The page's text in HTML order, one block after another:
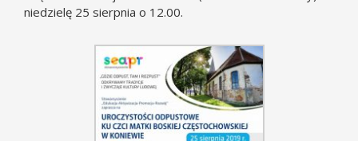
niedzielę 25 sierpnia o 12.00.